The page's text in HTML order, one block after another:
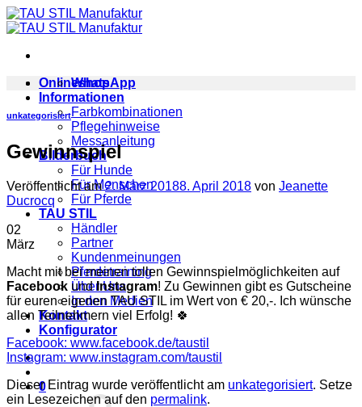
Zum
Inhalt
Onlineshop
Informationen
Farbkombinationen
Pflegehinweise
Messanleitung
Bilderbuch
Für Hunde
Für Menschen
Für Pferde
TAU STIL
Händler
Partner
Kundenmeinungen
Pferdetraining
Über Uns
In den Medien
Kontakt
Konfigurator
0
WhatsApp
unkategorisiert
Gewinnspiel
Veröffentlicht am2. März 20188. April 2018 von Jeanette
Ducrocq
02
März
Macht mit bei meinen tollen Gewinnspielmöglichkeiten auf
Facebook undInstagram! Zu Gewinnen gibt es Gutscheine
für euren eigenen TAU STIL im Wert von € 20,-. Ich wünsche
allen Teilnehmern viel Erfolg! 🍀
Facebook: www.facebook.de/taustil
Instagram: www.instagram.com/taustil
Dieser Eintrag wurde veröffentlicht am unkategorisiert. Setze
ein Lesezeichen auf den permalink.